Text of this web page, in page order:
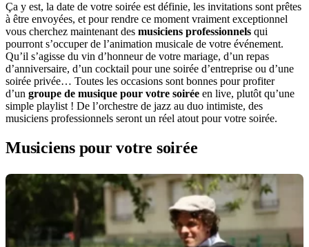
Ça y est, la date de votre soirée est définie, les invitations sont prêtes
à être envoyées, et pour rendre ce moment vraiment exceptionnel
vous cherchez maintenant des musiciens professionnels qui
pourront s’occuper de l’animation musicale de votre événement.
Qu’il s’agisse du vin d’honneur de votre mariage, d’un repas
d’anniversaire, d’un cocktail pour une soirée d’entreprise ou d’une
soirée privée… Toutes les occasions sont bonnes pour profiter
d’un groupe de musique pour votre soirée en live, plutôt qu’une
simple playlist ! De l’orchestre de jazz au duo intimiste, des
musiciens professionnels seront un réel atout pour votre soirée.
Musiciens pour votre soirée